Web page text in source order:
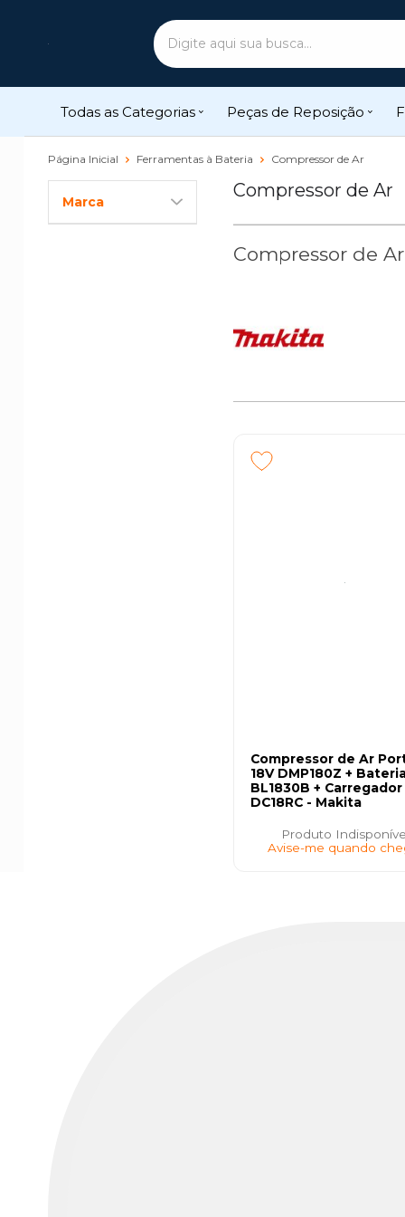
Todas as Categorias Peças de Reposição
Página Inicial Ferramentas à Bateria Compressor de Ar
Marca
Compressor de Ar
Compressor de
Compressor de Ar
18V DMP180Z +
BL1830B + Carregador
DC18RC - Makita
Produto
Avise-me quando